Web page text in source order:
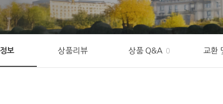
보 상품리뷰 상품 Q&A 0 교환